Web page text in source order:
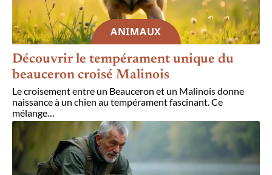
ANIMAUX
Découvrir le tempérament unique du
beauceron croisé Malinois
Le croisement entre un Beauceron et un Malinois donne
naissance à un chien au tempérament fascinant. Ce
mélange…